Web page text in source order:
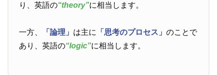
り、英語の“theory”に相当します。
一方、 「論理」 は主に 「思考のプロセス」のことで
あり、英語の“logic”に相当します。